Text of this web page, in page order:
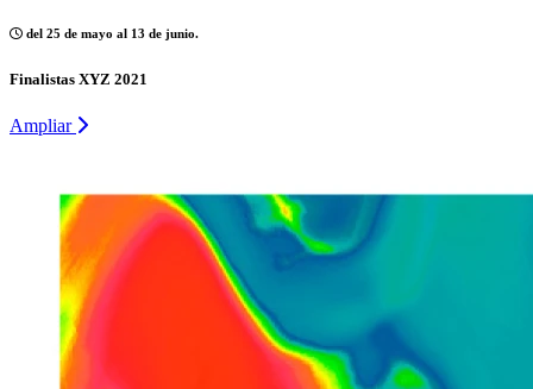
del 25 de mayo al 13 de junio.
Finalistas XYZ 2021
Ampliar